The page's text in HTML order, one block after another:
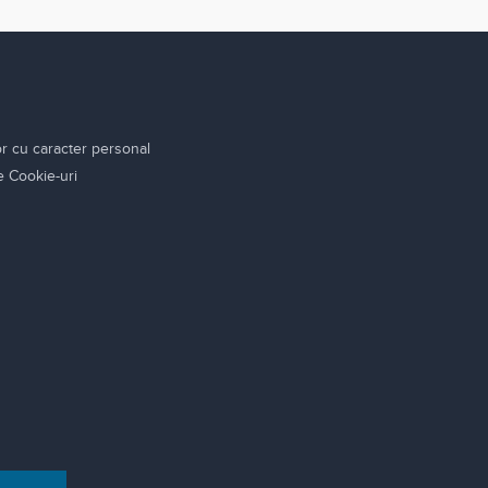
cu caracter personal
Cookie-uri